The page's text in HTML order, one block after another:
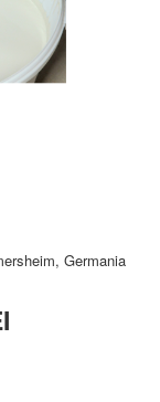
Germania